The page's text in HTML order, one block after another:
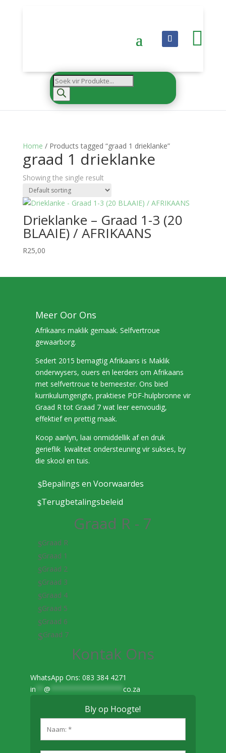

Products
search
Home / Products tagged “graad 1 drieklanke”
graad 1 drieklanke
Showing the single result
Drieklanke – Graad 1-3 (20
BLAAIE) / AFRIKAANS
R25,00
Meer Oor Ons
Afrikaans maklik gemaak. Selfvertroue
gewaarborg.
Sedert 2015 bemagtig Afrikaans is Maklik
onderwysers, ouers en leerders om Afrikaans
met selfvertroue te bemeester. Ons bied
kurrikulumgerigte, praktiese PDF-hulpbronne vir
Graad R tot Graad 7 wat leer eenvoudig,
effektief en prettig maak.
Koop aanlyn, laai onmiddellik af en druk
gerieflik kwaliteit ondersteuning vir sukses, by
die skool en tuis.
$Bepalings en Voorwaardes
$Terugbetalingsbeleid
Graad R - 7
$Graad R
$Graad 1
$Graad 2
$Graad 3
$Graad 4
$Graad 5
$Graad 6
$Graad 7
Kontak Ons
WhatsApp Ons: 083 384 4271
in
@ co.za
Bly op Hoogte!